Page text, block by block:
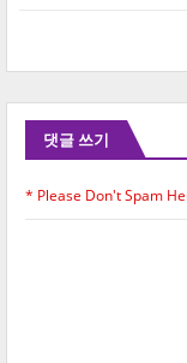
댓글 쓰기
* Please Don't Spam